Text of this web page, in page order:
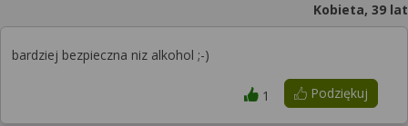
Kobieta, 39 lat
bardziej bezpieczna niz alkohol ;-)
Podziękuj
1